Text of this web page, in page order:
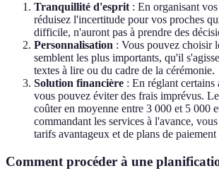
Tranquillité d'esprit : En organisant
réduisez l'incertitude pour vos proches
difficile, n'auront pas à prendre des
Personnalisation : Vous pouvez choisir
semblent les plus importants, qu'il
textes à lire ou du cadre de la cérémonie.
Solution financière : En réglant certains
vous pouvez éviter des frais imprévus.
coûter en moyenne entre 3 000 et 5 000
commandant les services à l'avance,
tarifs avantageux et de plans de paiement
Comment procéder à une